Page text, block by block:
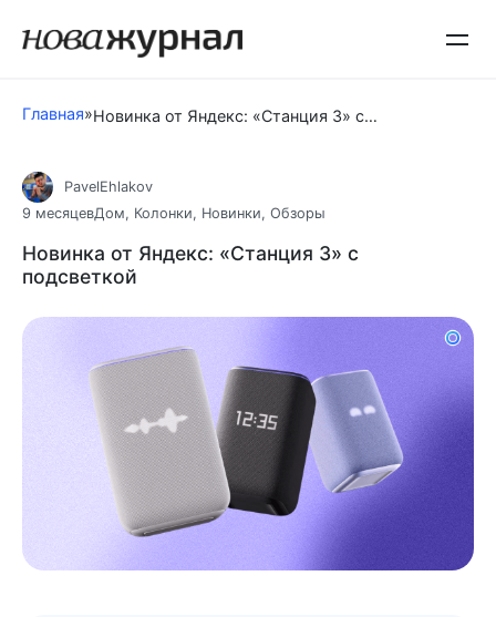
Главная» Новинка от Яндекс: «Станция 3» с подсветкой
PavelEhlakov
9 месяцевДом, Колонки, Новинки, Обзоры
Новинка от Яндекс: «Станция 3» с
подсветкой